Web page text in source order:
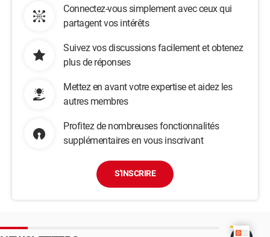
Connectez-vous simplement avec ceux qui
partagent vos intérêts
Suivez vos discussions facilement et obtenez
plus de réponses
Mettez en avant votre expertise et aidez les
autres membres
Profitez de nombreuses fonctionnalités
supplémentaires en vous inscrivant
S'INSCRIRE